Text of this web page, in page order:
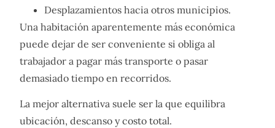
Desplazamientos hacia otros municipios.
Una habitación aparentemente más económica
puede dejar de ser conveniente si obliga al
trabajador a pagar más transporte o pasar
demasiado tiempo en recorridos.
La mejor alternativa suele ser la que equilibra
ubicación, descanso y costo total.